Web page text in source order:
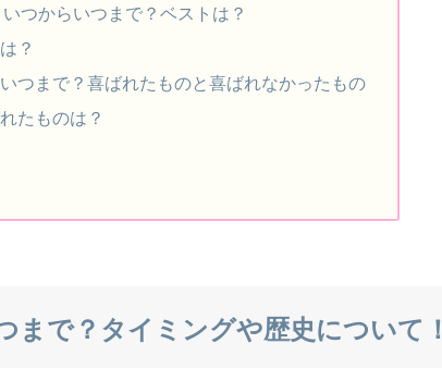
つからいつまで？ベストは？
？
つまで？喜ばれたものと喜ばれなかったもの
たものは？
まで？タイミングや歴史について！